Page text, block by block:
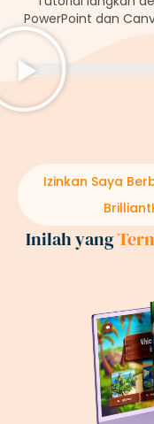
PowerPoint dan
Izinkan Saya
Inilah yang